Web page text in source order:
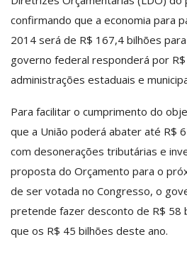
confirmando que a economia para
2014 será de R$ 167,4 bilhões
governo federal responderá por
administrações estaduais e
Para facilitar o cumprimento do
que a União poderá abater até R$
com desonerações tributárias e
proposta do Orçamento para o
de ser votada no Congresso, o
pretende fazer desconto de R$ 58
que os R$ 45 bilhões deste ano.